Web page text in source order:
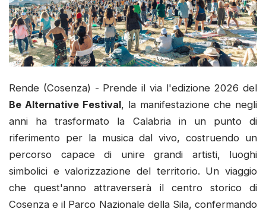
Rende (Cosenza) - Prende il via l'edizione 2026 del
Be Alternative Festival, la manifestazione che negli
anni ha trasformato la Calabria in un punto di
riferimento per la musica dal vivo, costruendo un
percorso capace di unire grandi artisti, luoghi
simbolici e valorizzazione del territorio. Un viaggio
che quest'anno attraverserà il centro storico di
Cosenza e il Parco Nazionale della Sila, confermando